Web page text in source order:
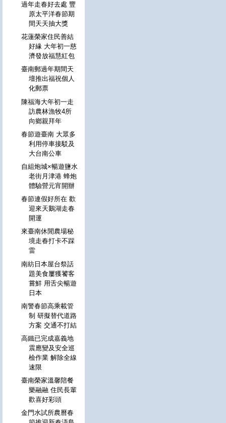
過年走春好去處 豐
原太平洋春節期
間天天抽大獎
花蓮榮家住民善結
好緣 大年初一慈
濟發放福慧紅包
臺南郵過年期間天
壇推出福祝個人
化郵票
陳福海大年初一走
訪農林漁牧4所
向鄉親拜年
春節遊臺南 大眾多
利用停車接駁及
大台南公車
自組炮城×暢遊鹽水
老街月津港 蜂炮
體驗營元宵開辦
春節連假好所在 歡
迎來天鵝湖走春
開運
來臺南休閒農場秘
境走春打卡不踩
雷
南紡日本屋台祭話
題美食屢獲饕客
嘗鮮 用舌尖暢遊
日本
南警春節高乘載管
制 研擬替代道路
方案 交通不打結
高鐵已完成嘉義地
震應變及安全巡
檢作業 解除全線
速限
臺南榮家溫馨陪餐
樂融融 住民長輩
歡喜好彩頭
金門水試所農曆春